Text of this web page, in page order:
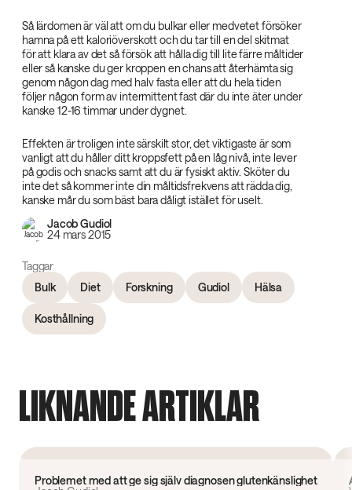
Så lärdomen är väl att om du bulkar eller medvetet försöker
hamna på ett kaloriöverskott och du tar till en del skitmat
för att klara av det så försök att hålla dig till lite färre måltider
eller så kanske du ger kroppen en chans att återhämta sig
genom någon dag med halv fasta eller att du hela tiden
följer någon form av intermittent fast där du inte äter under
kanske 12-16 timmar under dygnet.
Effekten är troligen inte särskilt stor, det viktigaste är som
vanligt att du håller ditt kroppsfett på en låg nivå, inte lever
på godis och snacks samt att du är fysiskt aktiv. Sköter du
inte det så kommer inte din måltidsfrekvens att rädda dig,
kanske mår du som bäst bara dåligt istället för uselt.
Jacob Gudiol
24 mars 2015
Taggar
Bulk
Diet Forskning Gudiol Hälsa
Kosthållning
LIKNANDE ARTIKLAR
Problemet med att ge sig själv diagnosen glutenkänslighet